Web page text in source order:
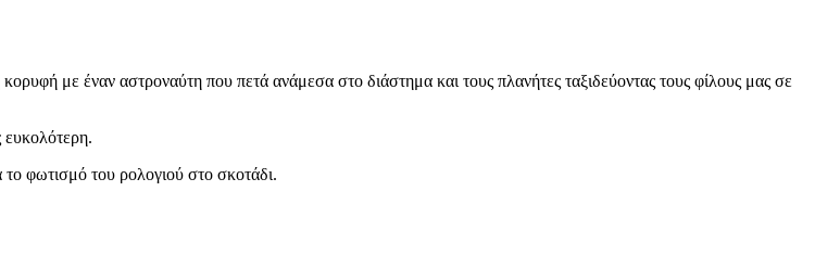
με έναν αστροναύτη που πετά ανάμεσα στο διάστημα και τους πλανήτες ταξιδεύοντας τους φίλους μας σε
ευκολότερη.
το φωτισμό του ρολογιού στο σκοτάδι.